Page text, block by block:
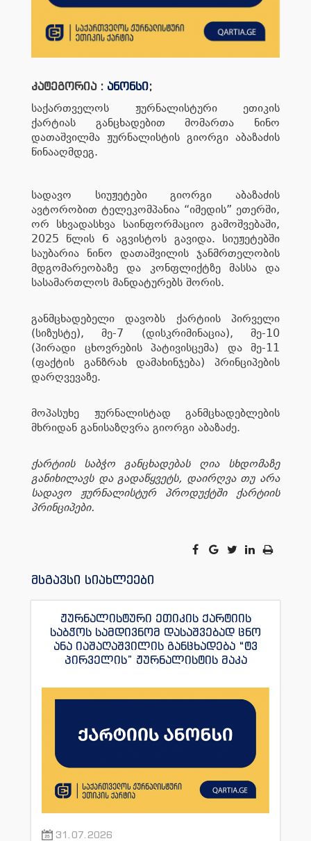
კატეგორია : ანონსი;
საქართველოს ჟურნალისტური ეთიკის
ქარტიას განცხადებით მომართა ნინო
დათაშვილმა ჟურნალისტის გიორგი აბაზაძის
წინააღმდეგ.
სადავო სიუჟეტები გიორგი აბაზაძის
ავტორობით ტელეკომპანია “იმედის” ეთერში,
ორ სხვადასხვა საინფორმაციო გამოშვებაში,
2025 წლის 6 აგვისტოს გავიდა. სიუჟეტებში
საუბარია ნინო დათაშვილის ჯანმრთელობის
მდგომარეობაზე და კონფლიქტზე მასსა და
სასამართლოს მანდატურებს შორის.
განმცხადებელი დავობს ქარტიის პირველი
(სიზუსტე), მე-7 (დისკრიმინაცია), მე-10
(პირადი ცხოვრების პატივისცემა) და მე-11
(ფაქტის განზრახ დამახინჯება) პრინციპების
დარღვევაზე.
მოპასუხე ჟურნალისტად განმცხადებლების
მხრიდან განისაზღვრა გიორგი აბაზაძე.
ქარტიის საბჭო განცხადებას ღია სხდომაზე
განიხილავს და გადაწყვეტს, დაირღვა თუ არა
სადავო ჟურნალისტურ პროდუქტში ქარტიის
პრინციპები.
მსგავსი სიახლეები
ჟურნალისტური ეთიკის ქარტიის
საბჭოს სამდივნომ დასაშვებად ცნო
ანა იაშაღაშვილის განცხადება “ტვ
პირველის” ჟურნალისტის მაკა
31.07.2026